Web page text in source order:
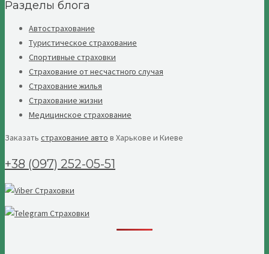
Разделы блога
Автострахование
Туристическое страхование
Спортивные страховки
Страхование от несчастного случая
Страхование жилья
Страхование жизни
Медицинское страхование
Заказать страхование авто в Харькове и Киеве
+38 (097) 252-05-51